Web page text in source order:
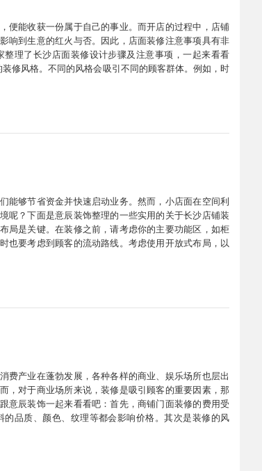
便能收获一份属于自己的事业。而开店的过程中，店铺
响到生意的红火与否。因此，店面装修注意事项具有非
理了长沙店面装修设计步骤及注意事项，一起来看看
修风格。不同的风格会吸引不同的顾客群体。例如，时
能够节省资金并快速启动业务。然而，小店面在空间利
呢？下面是意辰装饰整理的一些实用的关于长沙店铺装
局是关键。在装修之前，请考虑你的主要功能区，如柜
也要考虑到顾客的流动路线。考虑使用开放式布局，以
费产业在蓬勃发展，各种各样的商业、娱乐场所也层出
，对于商业场所来说，装修是吸引顾客的重要因素，那
意辰装饰一起来看看吧：首先，商铺门面装修的费用受
品质、颜色、纹理等都会影响价格。其次是装修的风